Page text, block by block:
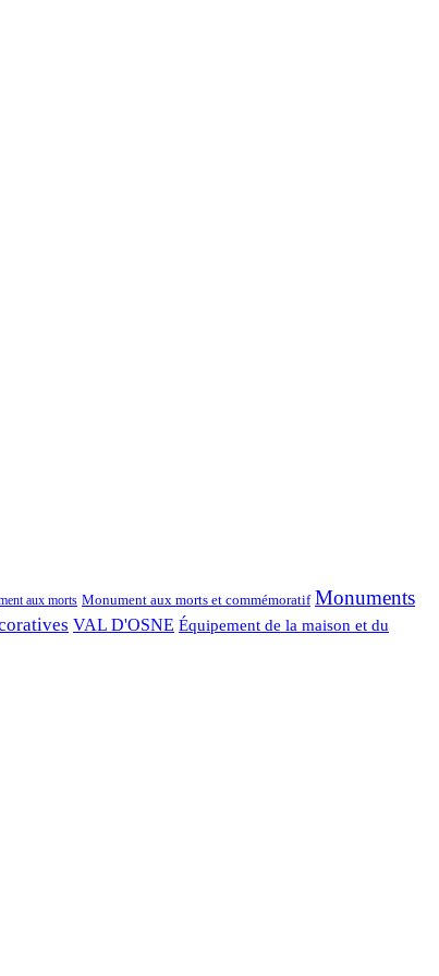
aux morts Monument aux morts et commémoratif Monuments
VAL D'OSNE Équipement de la maison et du